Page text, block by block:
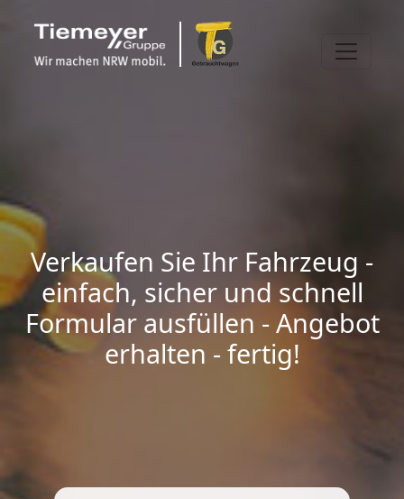
Verkaufen Sie Ihr Fahrzeug -
einfach, sicher und schnell
Formular ausfüllen - Angebot
erhalten - fertig!